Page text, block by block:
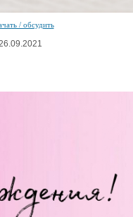
/ обсудить